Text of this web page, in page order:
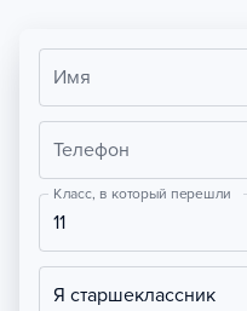
Имя
Телефон
Класс, в который перешли
11
Я старшеклассник